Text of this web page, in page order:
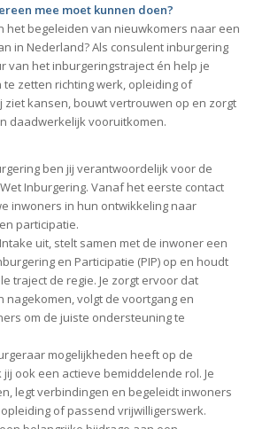
mee moet kunnen doen?
het begeleiden van nieuwkomers naar een
in Nederland? Als consulent inburgering
van het inburgeringstraject én help je
zetten richting werk, opleiding of
ziet kansen, bouwt vertrouwen op en zorgt
daadwerkelijk vooruitkomen.
ben jij verantwoordelijk voor de
Inburgering. Vanaf het eerste contact
inwoners in hun ontwikkeling naar
participatie.
uit, stelt samen met de inwoner een
en Participatie (PIP) op en houdt
traject de regie. Je zorgt ervoor dat
nagekomen, volgt de voortgang en
om de juiste ondersteuning te
mogelijkheden heeft op de
ook een actieve bemiddelende rol. Je
legt verbindingen en begeleidt inwoners
of passend vrijwilligerswerk.